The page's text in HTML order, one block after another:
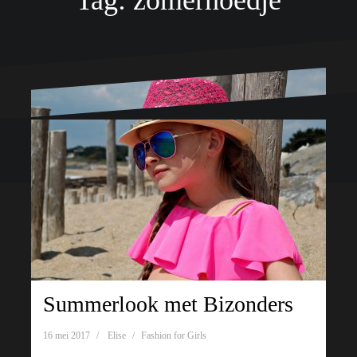
Summerlook met Bizonders
16 mei 2017 Elise Fashion for Girls
Ondersteund door WordPress |Thema:Obliquedoor Themeisle.